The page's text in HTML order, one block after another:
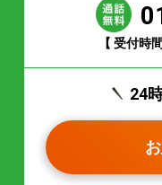
【 受付時
24